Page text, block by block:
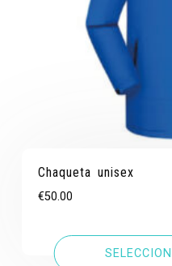
Chaqueta unisex
€50.00